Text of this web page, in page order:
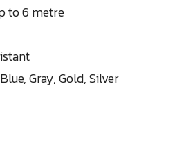
to 6 metre
Gray, Gold, Silver